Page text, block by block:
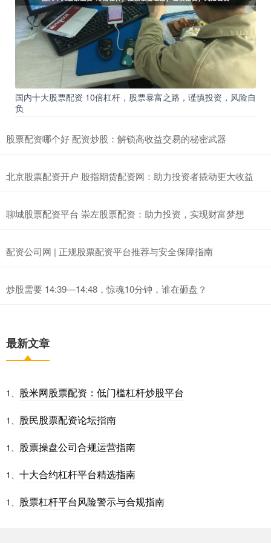
国内十大股票配资 10倍杠杆，股票暴富之路，谨慎投资，风险自
负
股票配资哪个好 配资炒股：解锁高收益交易的秘密武器
北京股票配资开户 股指期货配资网：助力投资者撬动更大收益
聊城股票配资平台 崇左股票配资：助力投资，实现财富梦想
配资公司网 | 正规股票配资平台推荐与安全保障指南
炒股需要 14:39—14:48，惊魂10分钟，谁在砸盘？
最新文章
1、 股米网股票配资：低门槛杠杆炒股平台
1、 股民股票配资论坛指南
1、 股票操盘公司合规运营指南
1、 十大合约杠杆平台精选指南
1、 股票杠杆平台风险警示与合规指南